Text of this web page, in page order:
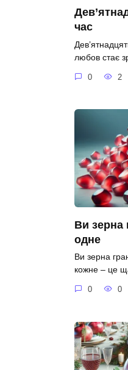
час
любов стає
0 2
Ви зерна
одне
Ви зерна
кожне – це
0 0